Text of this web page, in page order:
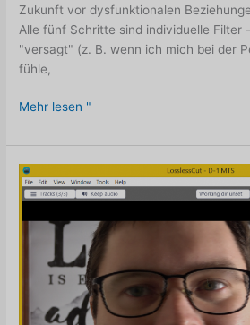
Zukunft vor dysfunktionalen
Alle fünf Schritte sind individuelle Filter
"versagt" (z. B. wenn ich mich bei der
fühle,
Fünf
zur
Vermeidung
dysfunktionaler
Beziehungen
Mehr lesen "